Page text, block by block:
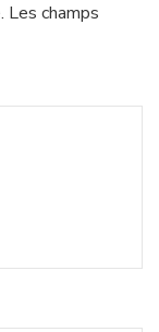
Les champs